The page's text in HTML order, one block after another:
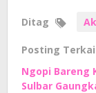
Ditag
Posting
Ngopi Bareng
Sulbar